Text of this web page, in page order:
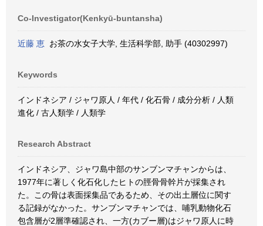
Co-Investigator(Kenkyū-buntansha)
近藤 恵 お茶の水女子大学, 生活科学部, 助手 (40302997)
Keywords
インドネシア / ジャワ原人 / 年代 / 化石骨 / 成分分析 / 人類
進化 / 古人類学 / 人類学
Research Abstract
インドネシア、ジャワ島中部のサンブンマチャンからは、
1977年に著しく化石化したヒトの脛骨骨幹片が採集され
た。この骨は表面採集品であるため、その出土層位に関す
る記録がなかった。サンブンマチャンでは、哺乳動物化石
包含層が2層準確認され、一方(カブー層)はジャワ原人に時